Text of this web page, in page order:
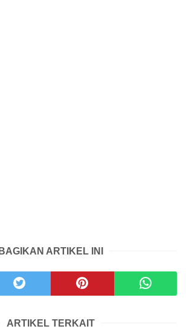
BAGIKAN ARTIKEL INI
ARTIKEL TERKAIT